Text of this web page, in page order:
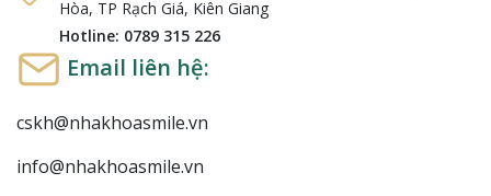
Hòa, TP Rạch Giá, Kiên Giang
Hotline: 0789 315 226
Email liên hệ:
cskh@nhakhoasmile.vn
info@nhakhoasmile.vn